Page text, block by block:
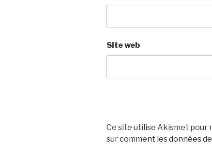
Site web
Ce site utilise Akismet pour
sur comment les données